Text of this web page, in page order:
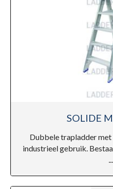
SOLIDE
Dubbele trapladder
industrieel gebruik.